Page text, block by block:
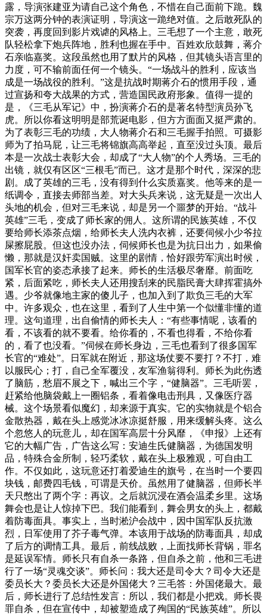
露，导演张建亚为请自己这个角色，不惜在自己面前下跪。魏
宗万这两分钟的表演证明，导演这一跪绝对值。之后敢死队的
突袭，再度回到影片戏谑的风格上。三毛想了一个主意，敢死
队轻松拿下炮兵阵地，胜利也握在手中。百姓欢欣鼓舞，蒋介
石亲临嘉奖。这段虽然也用了默片的风格，但其镜头语言里的
力度，可不输前面任何一个镜头。“一场战斗的胜利，应该当
成是一场战役的胜利。”这是抗战时期蒋介石的惯用手段，通
过宣扬和夸大战果的方式，营造国民政府形象。值得一提的
是，《三毛从军记》中，扮演蒋介石的是著名特型演员孙飞
虎。所以你看这明明是部荒诞电影，但方方面面又挺严肃的。
为了表彰三毛的功绩，大人物蒋介石和三毛握手拍照。可摄影
师为了拍马屁，让三毛将锦旗高高举起，直至没过头顶。最后
本是一次战士表彰大会，却成了“大人物”的个人秀场。三毛的
出镜，就仅有区区“三根毛”而已。这才是那个时代，深深的悲
剧。成了英雄的三毛，没有得到什么实质嘉奖。他等来的是一
纸调令，直接去师部当差。对大头兵来说，这无疑是一次出人
头地的机会，但对三毛来说，却是另一个噩梦的开始。“战斗
英雄”三毛，变成了师长家的佣人。这所谓的民族英雄，不仅
要给师长添茶点烟，给师长夫人洗内衣裤，还要伺候小少爷拉
屎擦屁股。但这也没办法，伺候师长也是为抗日出力，如果偷
懒，那就是汉奸卖国贼。这里的剧情，恰好跟劳军演出时候，
国军长官的姿态承接了起来。师长的生活极尽奢靡。前面吃
紧，后面紧吃，师长夫人还用搜刮来的民脂民膏大肆挥霍搞外
遇。少爷就像地主家的傻儿子，也加入到了欺负三毛的大军
中。许多观众，也在这里，看到了人生中第一个似懂非懂的道
理。这句道理，出自偷情的师长夫人：“有些事情呢，该看的
看，不该看的就不要看。给你看的，不看也得看，不给你看
的，看了也没看。”伺候在师长身边，三毛也看到了很多国军
长官的“难处”。日军就在附近，那这场仗要不要打？不打，难
以服民心；打，自己全军覆没，友军渔翁得利。师长为此伤透
了脑筋，愁眉不展之下，喊出三个字，“健脑器”。三毛听罢，
赶紧给他脑袋戴上一圈铝条，看着像电击刑具，又像医疗器
械。这个场景看似魔幻，却来源于真实。它的实物就是个铝合
金散热器，戴在头上感觉冰冰凉挺舒服，用来缓解头疼。这么
个忽悠人的玩意儿，却在国军高层十分风靡，《申报》上还有
它的大幅广告，广告这么写：安迪生氏健脑器，为德国发明
品，特殊合金所制，轻巧柔软，戴在头上极雅观，可自由工
作。不仅如此，这玩意还打着爱迪生的旗号，在当时一个要四
块钱，邮费四毛钱，可谓是天价。虽然用了健脑器，但师长半
天只憋出了两个字：再议。之后就沉浸在酒会温柔乡里。这场
舞会也是让人惊掉下巴。我们能看到，舞会男女的头上，都戴
着防毒面具。事实上，当时淞沪会战中，因中国军队反抗激
烈，日军使用了芥子毒气弹。本该用于战场的防毒面具，却成
了后方的调情工具。最后，前线战败，上面找师长背锅，罪名
是延误军情。师长只有自杀一条路，但自杀之前，他和三毛进
行了一场“灵魂交谈”。师长问：我大还是司令大？司令大还是
委员长大？委员长大还是外国佬大？三毛答：外国佬最大。最
后，师长进行了总结性发言：所以，我们都是小把戏。师长畏
罪自杀，但在宣传中，却被塑造成了殉国的“民族英雄”。所以